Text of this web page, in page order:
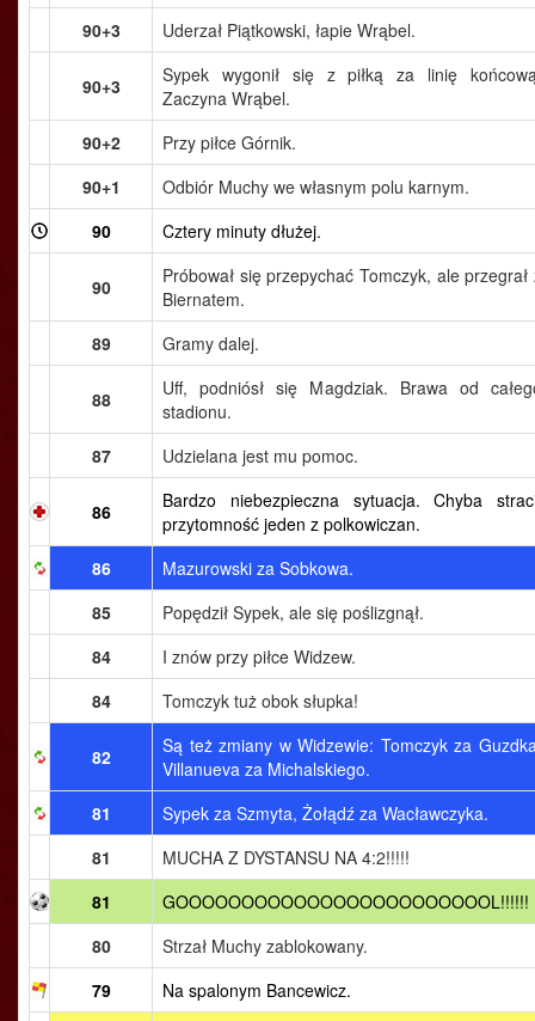
90+3
Uderzał Piątkowski, łapie Wrąbel.
90+3
Sypek wygonił się z piłką za linię
Zaczyna Wrąbel.
90+2
Przy piłce Górnik.
90+1
Odbiór Muchy we własnym polu karnym.
90
Cztery minuty dłużej.
90
Próbował się przepychać Tomczyk, ale przegrał
Biernatem.
89
Gramy dalej.
88
Uff, podniósł się Magdziak. Brawa od
stadionu.
87
Udzielana jest mu pomoc.
86
Bardzo niebezpieczna sytuacja. Chyba
przytomność jeden z polkowiczan.
86
Mazurowski za Sobkowa.
85
Popędził Sypek, ale się poślizgnął.
84
I znów przy piłce Widzew.
84
Tomczyk tuż obok słupka!
82
Są też zmiany w Widzewie: Tomczyk za
Villanueva za Michalskiego.
81
Sypek za Szmyta, Żołądź za Wacławczyka.
81
MUCHA Z DYSTANSU NA 4:2!!!!!
81
GOOOOOOOOOOOOOOOOOOOOOOOOL!!!!!!
80
Strzał Muchy zablokowany.
79
Na spalonym Bancewicz.